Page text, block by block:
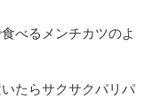
べるメンチカツのよ
たらサクサクパリパ